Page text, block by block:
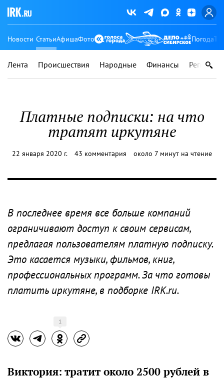
Новости СтатьиАфишаФото Погода
Лента Происшествия Народные Финансы Регионы
Платные подписки: на что
тратят иркутяне
22 января 2020 г. 43 комментария около 7 минут на чтение
В последнее время все больше компаний
ограничивают доступ к своим сервисам,
предлагая пользователям платную подписку.
Это касается музыки, фильмов, книг,
профессиональных программ. За что готовы
платить иркутяне, в подборке IRK.ru.
1
Виктория: тратит около 2500 рублей в